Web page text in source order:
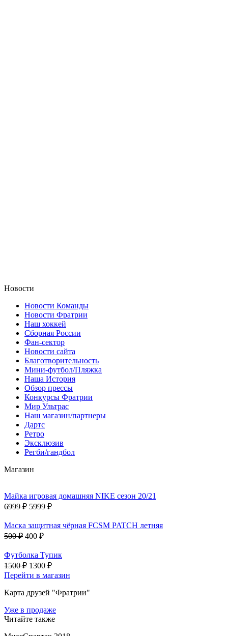
Новости
Новости Команды
Новости Фратрии
Наш хоккей
Сборная России
Фан-cектор
Новости сайта
Благотворительность
Мини-футбол/Пляжка
Наша История
Обзор прессы
Конкурсы Фратрии
Мир Ультрас
Наш магазин/партнеры
Дартс
Ретро
Эксклюзив
Регби/гандбол
Магазин
Майка игровая домашняя NIKE сезон 20/21
6999 ₽ 5999 ₽
Маска защитная чёрная FCSM PATCH летняя
500 ₽ 400 ₽
Футболка Тупик
1500 ₽ 1300 ₽
Перейти в магазин
Карта друзей "Фратрии"
Уже в продаже
Читайте также